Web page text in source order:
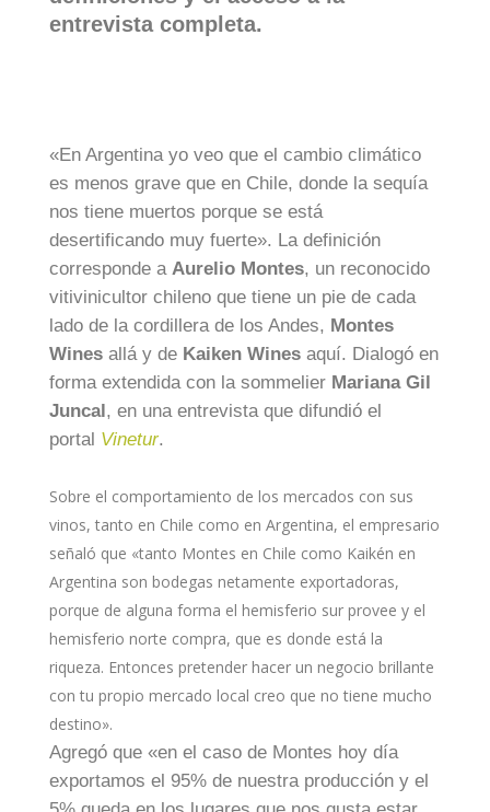
entrevista completa.
«En Argentina yo veo que el cambio climático
es menos grave que en Chile, donde la sequía
nos tiene muertos porque se está
desertificando muy fuerte». La definición
corresponde a Aurelio Montes, un reconocido
vitivinicultor chileno que tiene un pie de cada
lado de la cordillera de los Andes, Montes
Wines allá y de Kaiken Wines aquí. Dialogó en
forma extendida con la sommelier Mariana Gil
Juncal , en una entrevista que difundió el
portal Vinetur.
Sobre el comportamiento de los mercados con sus
vinos, tanto en Chile como en Argentina, el empresario
señaló que «tanto Montes en Chile como Kaikén en
Argentina son bodegas netamente exportadoras,
porque de alguna forma el hemisferio sur provee y el
hemisferio norte compra, que es donde está la
riqueza. Entonces pretender hacer un negocio brillante
con tu propio mercado local creo que no tiene mucho
destino».
Agregó que «en el caso de Montes hoy día
exportamos el 95% de nuestra producción y el